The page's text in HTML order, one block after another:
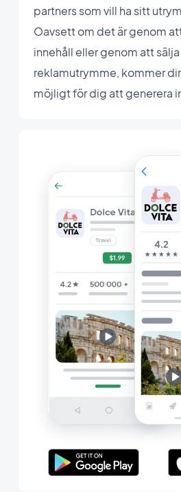
partners som vill ha sitt
Oavsett om det är genom
innehåll eller genom att
reklamutrymme, kommer
möjligt för dig att generera